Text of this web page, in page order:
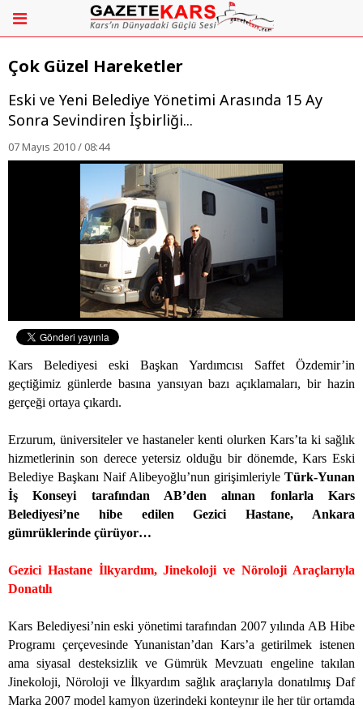
Çok Güzel Hareketler
Eski ve Yeni Belediye Yönetimi Arasında 15 Ay
Sonra Sevindiren İşbirliği...
07 Mayıs 2010 / 08:44
Kars Belediyesi eski Başkan Yardımcısı Saffet Özdemir’in
geçtiğimiz günlerde basına yansıyan bazı açıklamaları, bir hazin
gerçeği ortaya çıkardı.
Erzurum, üniversiteler ve hastaneler kenti olurken Kars’ta ki sağlık
hizmetlerinin son derece yetersiz olduğu bir dönemde, Kars Eski
Belediye Başkanı Naif Alibeyoğlu’nun girişimleriyle Türk-Yunan
İş Konseyi tarafından AB’den alınan fonlarla Kars
Belediyesi’ne hibe edilen Gezici Hastane, Ankara
gümrüklerinde çürüyor…
Gezici Hastane İlkyardım, Jinekoloji ve Nöroloji Araçlarıyla
Donatılı
Kars Belediyesi’nin eski yönetimi tarafından 2007 yılında AB Hibe
Programı çerçevesinde Yunanistan’dan Kars’a getirilmek istenen
ama siyasal desteksizlik ve Gümrük Mevzuatı engeline takılan
Jinekoloji, Nöroloji ve İlkyardım sağlık araçlarıyla donatılmış Daf
Marka 2007 model kamyon üzerindeki konteynır ile her tür ortamda